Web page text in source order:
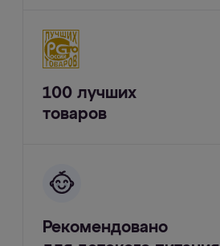
100 лучших
товаров
Рекомендовано